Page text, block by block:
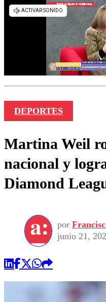
DEPORTES
Martina Weil
nacional y
Diamond
por
junio 21,